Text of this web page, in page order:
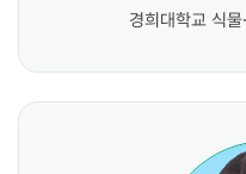
경희대학교 식